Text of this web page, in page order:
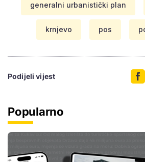
generalni urbanistički plan
krnjevo pos
Podijeli vijest
Popularno